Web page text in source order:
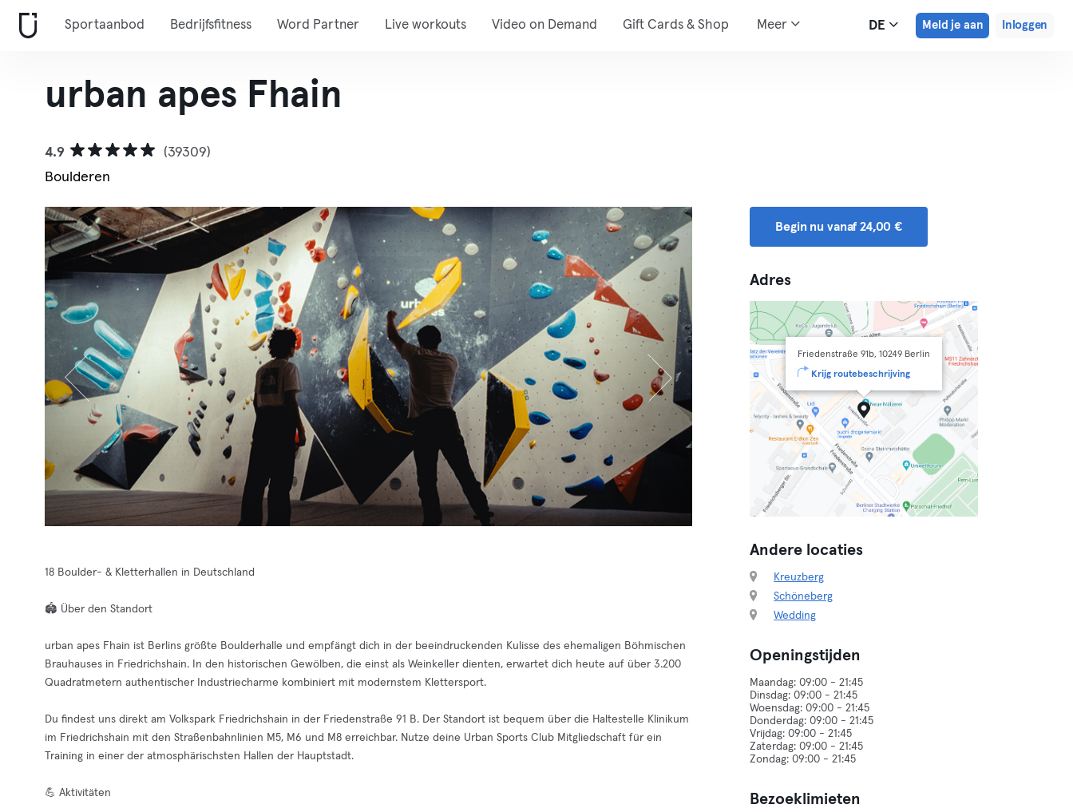
Sportaanbod Bedrijfsfitness Word Partner Live workouts Video on Demand Gift Cards & Shop Meer DE Meld je aan Inloggen
urban apes Fhain
4.9
(39309)
Boulderen
18 Boulder- & Kletterhallen in Deutschland
🏟️ Über den Standort
urban apes Fhain ist Berlins größte Boulderhalle und empfängt dich in der beeindruckenden Kulisse des ehemaligen Böhmischen
Brauhauses in Friedrichshain. In den historischen Gewölben, die einst als Weinkeller dienten, erwartet dich heute auf über 3.200
Quadratmetern authentischer Industriecharme kombiniert mit modernstem Klettersport.
Du findest uns direkt am Volkspark Friedrichshain in der Friedenstraße 91 B. Der Standort ist bequem über die Haltestelle Klinikum
im Friedrichshain mit den Straßenbahnlinien M5, M6 und M8 erreichbar. Nutze deine Urban Sports Club Mitgliedschaft für ein
Training in einer der atmosphärischsten Hallen der Hauptstadt.
💪 Aktivitäten
Begin nu vanaf 24,00 €
Adres
Friedenstraße 91b, 10249 Berlin
Krijg routebeschrijving
Andere locaties
Kreuzberg
Schöneberg
Wedding
Openingstijden
Maandag: 09:00 - 21:45
Dinsdag: 09:00 - 21:45
Woensdag: 09:00 - 21:45
Donderdag: 09:00 - 21:45
Vrijdag: 09:00 - 21:45
Zaterdag: 09:00 - 21:45
Bezoeklimieten